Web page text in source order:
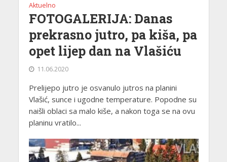
Aktuelno
FOTOGALERIJA: Danas
prekrasno jutro, pa kiša, pa
opet lijep dan na Vlašiću
11.06.2020
Prelijepo jutro je osvanulo jutros na planini
Vlašić, sunce i ugodne temperature. Popodne su
naišli oblaci sa malo kiše, a nakon toga se na ovu
planinu vratilo...